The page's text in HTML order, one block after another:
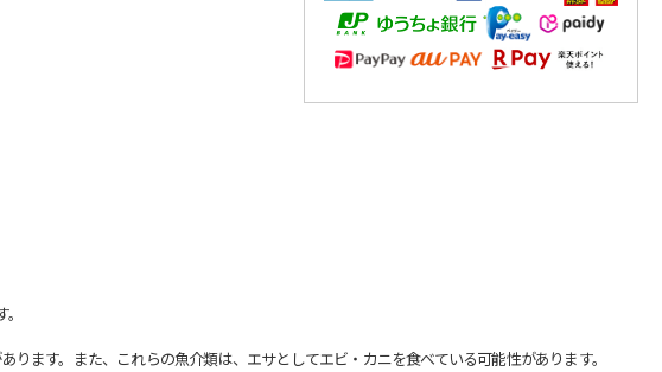
ます。また、これらの魚介類は、エサとしてエビ・カニを食べている可能性があります。